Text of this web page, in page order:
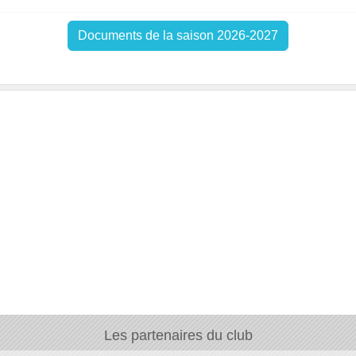
Documents de la saison 2026-2027
Les partenaires du club